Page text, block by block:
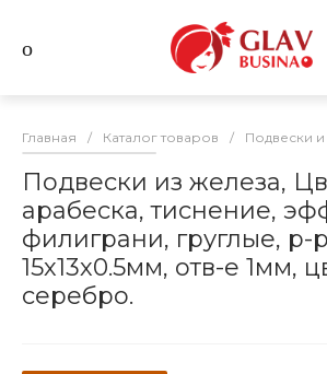
Главная / Каталог товаров / Подвески
Подвески из железа,
арабеска, тиснение,
филиграни, груглые, р-р
15х13х0.5мм, отв-е 1мм,
серебро.